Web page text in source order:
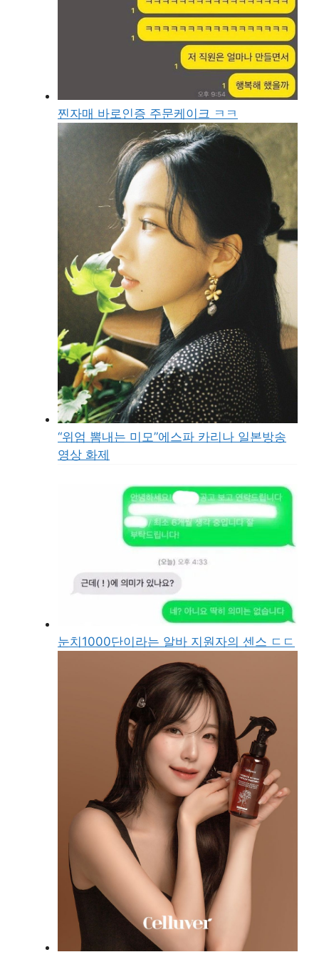
찐자매 바로인증 주문케이크 ㅋㅋ
“위엄 뽐내는 미모”에스파 카리나 일본방송
영상 화제
눈치1000단이라는 알바 지원자의 센스 ㄷㄷ